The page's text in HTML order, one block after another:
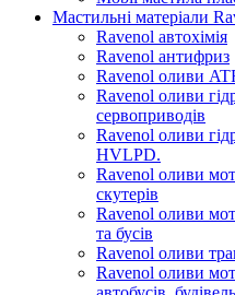
Мастильні матеріали
Ravenol автохімія
Ravenol антифриз
Ravenol оливи
Ravenol оливи
сервоприводів
Ravenol оливи
HVLPD.
Ravenol оливи
скутерів
Ravenol оливи
та бусів
Ravenol оливи
Ravenol оливи